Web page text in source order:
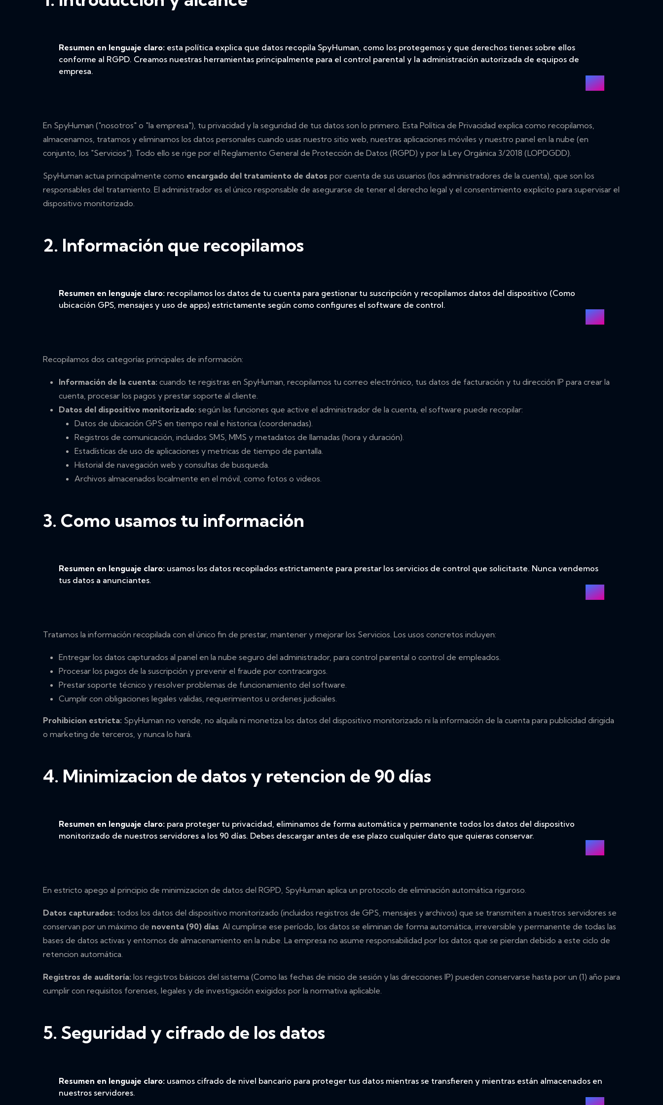
Resumen en lenguaje claro: esta política explica que datos recopila SpyHuman, como los protegemos y que derechos tienes sobre ellos
conforme al RGPD. Creamos nuestras herramientas principalmente para el control parental y la administración autorizada de equipos de
empresa.
En SpyHuman ("nosotros" o "la empresa"), tu privacidad y la seguridad de tus datos son lo primero. Esta Política de Privacidad explica como recopilamos,
almacenamos, tratamos y eliminamos los datos personales cuando usas nuestro sitio web, nuestras aplicaciones móviles y nuestro panel en la nube (en
conjunto, los "Servicios"). Todo ello se rige por el Reglamento General de Protección de Datos (RGPD) y por la Ley Orgánica 3/2018 (LOPDGDD).
SpyHuman actua principalmente como encargado del tratamiento de datos por cuenta de sus usuarios (los administradores de la cuenta), que son los
responsables del tratamiento. El administrador es el único responsable de asegurarse de tener el derecho legal y el consentimiento explicito para supervisar el
dispositivo monitorizado.
2. Información que recopilamos
Resumen en lenguaje claro: recopilamos los datos de tu cuenta para gestionar tu suscripción y recopilamos datos del dispositivo (Como
ubicación GPS, mensajes y uso de apps) estrictamente según como configures el software de control.
Recopilamos dos categorías principales de información:
Información de la cuenta: cuando te registras en SpyHuman, recopilamos tu correo electrónico, tus datos de facturación y tu dirección IP para crear la
cuenta, procesar los pagos y prestar soporte al cliente.
Datos del dispositivo monitorizado: según las funciones que active el administrador de la cuenta, el software puede recopilar:
Datos de ubicación GPS en tiempo real e historica (coordenadas).
Registros de comunicación, incluidos SMS, MMS y metadatos de llamadas (hora y duración).
Estadísticas de uso de aplicaciones y metricas de tiempo de pantalla.
Historial de navegación web y consultas de busqueda.
Archivos almacenados localmente en el móvil, como fotos o videos.
3. Como usamos tu información
Resumen en lenguaje claro: usamos los datos recopilados estrictamente para prestar los servicios de control que solicitaste. Nunca vendemos
tus datos a anunciantes.
Tratamos la información recopilada con el único fin de prestar, mantener y mejorar los Servicios. Los usos concretos incluyen:
Entregar los datos capturados al panel en la nube seguro del administrador, para control parental o control de empleados.
Procesar los pagos de la suscripción y prevenir el fraude por contracargos.
Prestar soporte técnico y resolver problemas de funcionamiento del software.
Cumplir con obligaciones legales validas, requerimientos u ordenes judiciales.
Prohibicion estricta: SpyHuman no vende, no alquila ni monetiza los datos del dispositivo monitorizado ni la información de la cuenta para publicidad dirigida
o marketing de terceros, y nunca lo hará.
4. Minimizacion de datos y retencion de 90 días
Resumen en lenguaje claro: para proteger tu privacidad, eliminamos de forma automática y permanente todos los datos del dispositivo
monitorizado de nuestros servidores a los 90 días. Debes descargar antes de ese plazo cualquier dato que quieras conservar.
En estricto apego al principio de minimizacion de datos del RGPD, SpyHuman aplica un protocolo de eliminación automática riguroso.
Datos capturados: todos los datos del dispositivo monitorizado (incluidos registros de GPS, mensajes y archivos) que se transmiten a nuestros servidores se
conservan por un máximo de noventa (90) días. Al cumplirse ese período, los datos se eliminan de forma automática, irreversible y permanente de todas las
bases de datos activas y entornos de almacenamiento en la nube. La empresa no asume responsabilidad por los datos que se pierdan debido a este ciclo de
retencion automática.
Registros de auditoría: los registros básicos del sistema (Como las fechas de inicio de sesión y las direcciones IP) pueden conservarse hasta por un (1) año para
cumplir con requisitos forenses, legales y de investigación exigidos por la normativa aplicable.
5. Seguridad y cifrado de los datos
Resumen en lenguaje claro: usamos cifrado de nivel bancario para proteger tus datos mientras se transfieren y mientras están almacenados en
nuestros servidores.